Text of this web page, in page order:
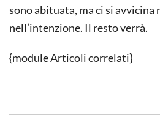
sono abituata, ma ci si
nell’intenzione. Il resto verrà.
{module Articoli correlati}